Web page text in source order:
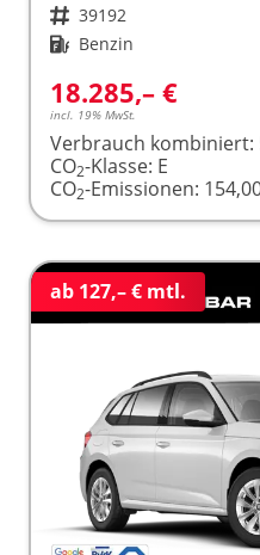
Fahrzeugnr. 39192
Kraftstoff Benzin
18.285,– €
incl. 19% MwSt.
Verbrauch kombiniert:
CO2-Klasse: E
CO2-Emissionen:
ab 127,– € mtl.